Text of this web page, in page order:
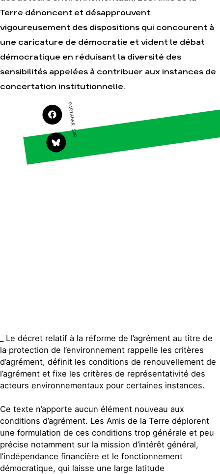
terrain
Agir au quotidien
Soutenir les
campagnes
Transmettre tout ou
partie de son
patrimoine
Télécharger
gratuitement les
guides éco-citoyens
Agriculture
Multinationales
Forêts
Actualités
Terre dénoncent et désapprouvent
vigoureusement des dispositions qui concourent à
une caricature de démocratie et vident le débat
démocratique en réduisant la diversité des
sensibilités appelées à contribuer aux instances de
concertation institutionnelle.
PARTAGER SUR
_ Le décret relatif à la réforme de l’agrément au titre de
la protection de l’environnement rappelle les critères
d’agrément, définit les conditions de renouvellement de
l’agrément et fixe les critères de représentativité des
acteurs environnementaux pour certaines instances.
Ce texte n’apporte aucun élément nouveau aux
conditions d’agrément. Les Amis de la Terre déplorent
une formulation de ces conditions trop générale et peu
précise notamment sur la mission d’intérêt général,
l’indépendance financière et le fonctionnement
démocratique, qui laisse une large latitude